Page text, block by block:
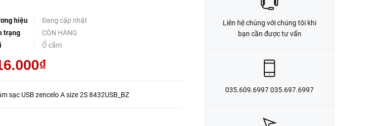
hiệu
Đang cập nhật
trạng
CÒN HÀNG
Ổ cắm
sạc USB zencelo A size 2S 8432USB_BZ
Liên hệ chúng với chúng tôi khi
bạn cần được tư vấn
035.609.6997 035.697.6997